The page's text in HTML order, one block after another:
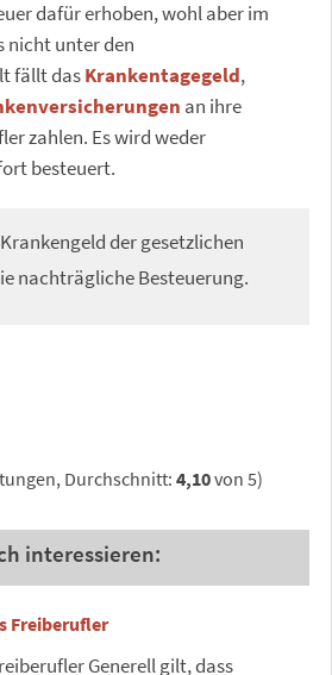
dafür erhoben, wohl aber im
nicht unter den
fällt dasKrankentagegeld,
an ihre
zahlen. Es wird weder
besteuert.
der gesetzlichen
nachträgliche Besteuerung.
Durchschnitt: 4,10von 5)
interessieren:
Freiberufler
Generell gilt, dass